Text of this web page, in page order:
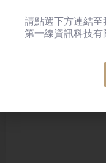
請點選下方連結
第一線資訊科技有